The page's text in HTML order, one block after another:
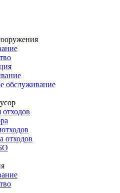
обслуживание
отходов